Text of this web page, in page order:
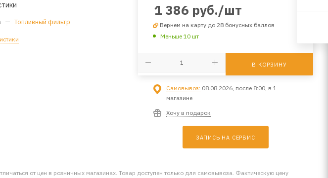
— Топливный фильтр
1 386 руб./шт
Вернем на карту до 28 бонусных баллов
Меньше 10 шт
В КОРЗИНУ
Самовывоз: 08.08.2026, после 8:00, в 1
магазине
Хочу в подарок
ЗАПИСЬ НА СЕРВИС
от цен в розничных магазинах. Товар доступен только для самовывоза. Фактическую цену